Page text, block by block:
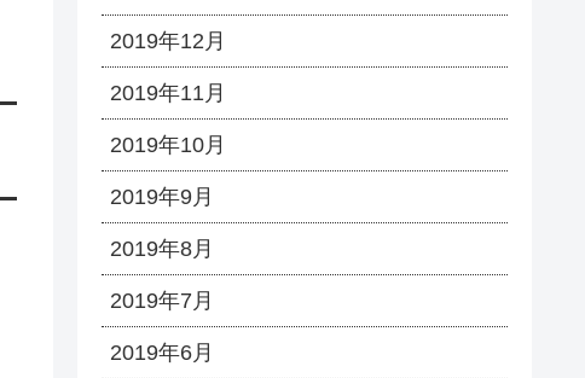
2019年12月
2019年11月
2019年10月
2019年9月
2019年8月
2019年7月
2019年6月